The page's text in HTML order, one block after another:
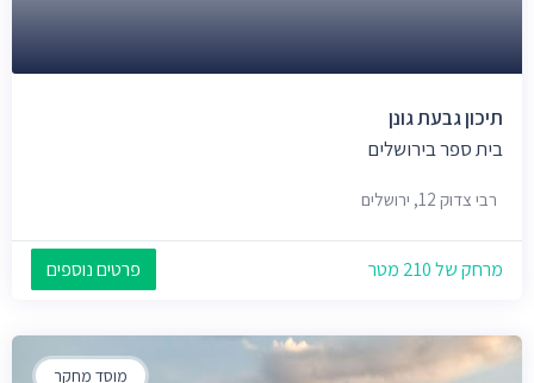
תיכון גבעת גונן
בית ספר בירושלים
רבי צדוק 12, ירושלים
מרחק של 210 מטר פרטים נוספים
מוסד מחקר